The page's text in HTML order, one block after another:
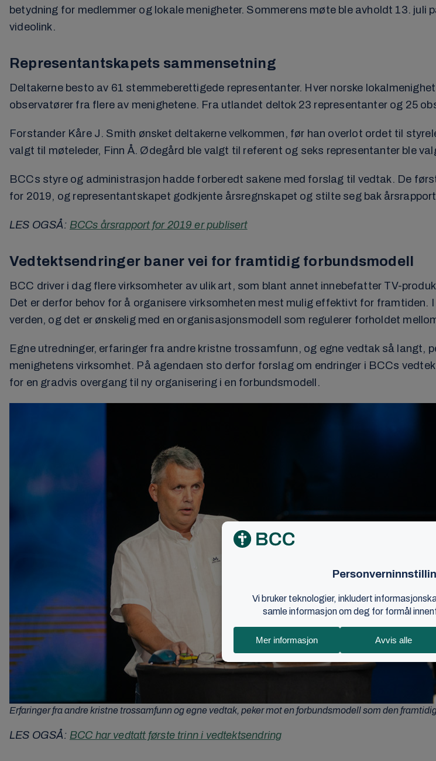
betydning for medlemmer og lokale menigheter. Sommerens møte ble avholdt 13.
videolink.
Representantskapets sammensetning
Deltakerne besto av 61 stemmeberettigede representanter. Hver norske
observatører fra flere av menighetene. Fra utlandet deltok 23 representanter og 25
Forstander Kåre J. Smith ønsket deltakerne velkommen, før han overlot ordet til
valgt til møteleder, Finn Å. Ødegård ble valgt til referent og seks representanter ble
BCCs styre og administrasjon hadde forberedt sakene med forslag til vedtak. De
for 2019, og representantskapet godkjente årsregnskapet og stilte seg bak
LES OGSÅ: BCCs årsrapport for 2019 er publisert
Vedtektsendringer baner vei for framtidig forbundsmodell
BCC driver i dag flere virksomheter av ulik art, som blant annet innebefatter TV-
Det er derfor behov for å organisere virksomheten mest mulig effektivt for
verden, og det er ønskelig med en organisasjonsmodell som regulerer forholdet
Egne utredninger, erfaringer fra andre kristne trossamfunn, og egne vedtak så
menighetens virksomhet. På agendaen sto derfor forslag om endringer i BCCs
for en gradvis overgang til ny organisering i en forbundsmodell.
Erfaringer fra andre kristne trossamfunn og egne vedtak, peker mot en forbundsmodell som den
LES OGSÅ: BCC har vedtatt første trinn i vedtektsendring